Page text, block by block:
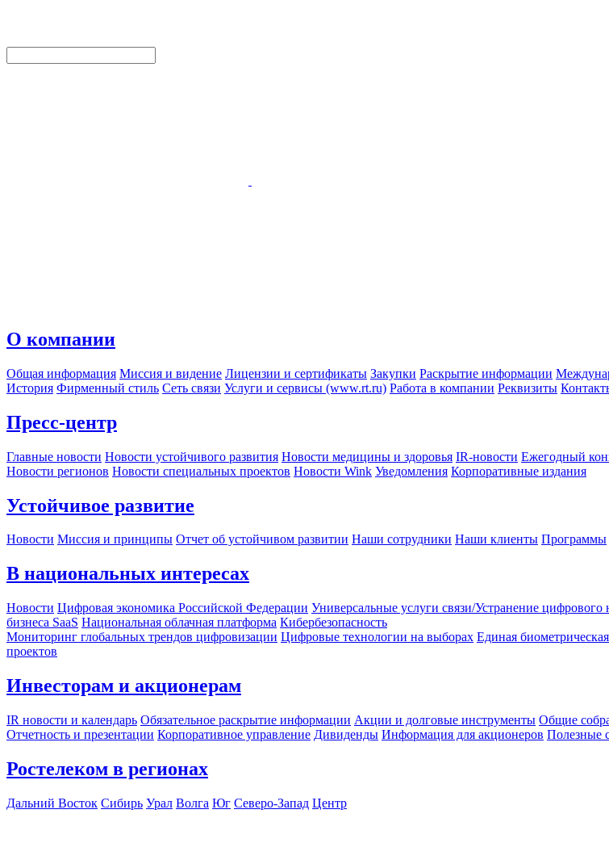
О компании
Общая информация Миссия и видение Лицензии и сертификаты Закупки Раскрытие информации
История Фирменный стиль Сеть связи Услуги и сервисы (www.rt.ru) Работа в компании Реквизиты
Пресс-центр
Главные новости Новости устойчивого развития Новости медицины и здоровья IR-новости Ежегодный
Новости регионов Новости специальных проектов Новости Wink Уведомления Корпоративные издания
Устойчивое развитие
Новости Миссия и принципы Отчет об устойчивом развитии Наши сотрудники Наши клиенты Программы
В национальных интересах
Новости Цифровая экономика Российской Федерации Универсальные услуги связи/Устранение цифрового
бизнеса SaaS Национальная облачная платформа Кибербезопасность
Мониторинг глобальных трендов цифровизации Цифровые технологии на выборах Единая
проектов
Инвесторам и акционерам
IR новости и календарь Обязательное раскрытие информации Акции и долговые инструменты Общие
Отчетность и презентации Корпоративное управление Дивиденды Информация для акционеров Полезные
Ростелеком в регионах
Дальний Восток Сибирь Урал Волга Юг Северо-Запад Центр